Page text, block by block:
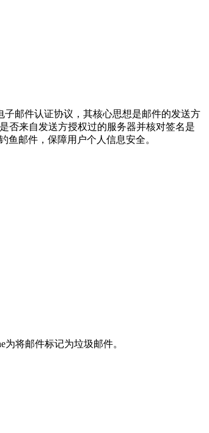
子邮件认证协议，其核心思想是邮件的发送方
否来自发送方授权过的服务器并核对签名是
邮件，保障用户个人信息安全。
将邮件标记为垃圾邮件。